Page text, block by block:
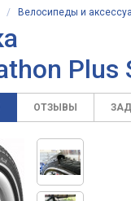
/ Велосипеды и
ОТЗЫВЫ